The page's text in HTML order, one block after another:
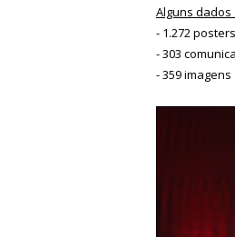
Alguns dados
- 1.272 posters
- 303
- 359